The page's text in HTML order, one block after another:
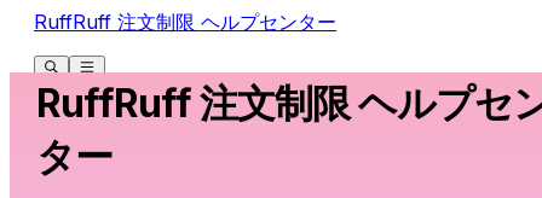
RuffRuff 注文制限 ヘルプセンター
RuffRuff 注文制限 ヘルプセ
ター